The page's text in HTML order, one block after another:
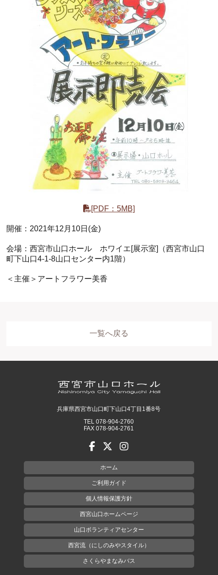
ホール
[PDF：5MB]
開催：2021年12月10日(金)
会場：西宮市山口ホール ホワイエ[展示室]（西宮市山口
町下山口4-1-8山口センター内1階）
＜主催＞アートフラワー美香
一覧へ戻る
兵庫県西宮市山口町下山口4丁目1番8号
TEL 078-904-2760
FAX 078-904-2761
ホーム
ご利用ガイド
個人情報保護方針
西宮山口ホームページ
山口ボランティアセンター
西宮流（にしのみやスタイル）
さくらやまなみバス